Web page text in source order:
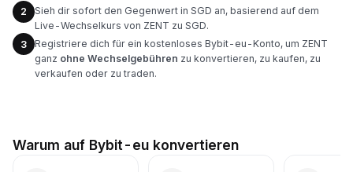
2
Sieh dir sofort den Gegenwert in SGD an, basierend auf dem
Live-Wechselkurs von ZENT zu SGD.
3
Registriere dich für ein kostenloses Bybit-eu-Konto, um ZENT
ganz ohne Wechselgebühren zu konvertieren, zu kaufen, zu
verkaufen oder zu traden.
Warum auf Bybit-eu konvertieren